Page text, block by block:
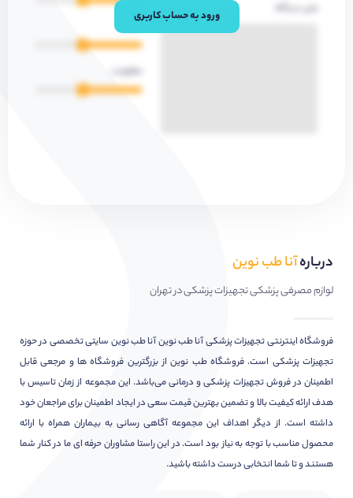
متن دیدگاه
کیفیت
مقاومت
ورود به حساب کاربری
دربارهآنا طب نوین
لوازم مصرفی پزشکی تجهیزات پزشکی در تهران
فروشگاه اینترنتی تجهیزات پزشکی آنا طب نوین آنا طب نوین سایتی تخصصی در حوزه
تجهیزات پزشکی است. فروشگاه طب نوین از بزرگترین فروشگاه ها و مرجعی قابل
اطمینان در فروش تجهیزات پزشکی و درمانی می‌باشد. این مجموعه از زمان تاسیس با
هدف ارائه کیفیت بالا و تضمین بهترین قیمت سعی در ایجاد اطمینان برای مراجعان خود
داشته است. از دیگر اهداف این مجموعه آگاهی رسانی به بیماران همراه با ارائه
محصول مناسب با توجه به نیاز بود است. در این راستا مشاوران حرفه ای ما در کنار شما
هستند و تا شما انتخابی درست داشته باشید.